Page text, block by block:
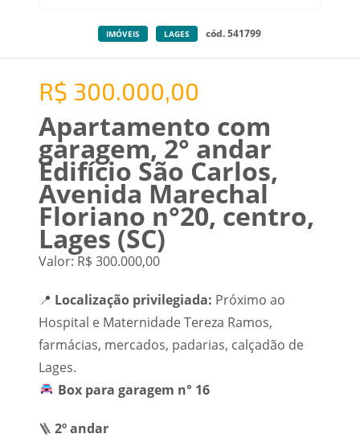
IMÓVEIS LAGES cód. 541799
R$ 300.000,00
Apartamento com
garagem, 2° andar
Edifício São Carlos,
Avenida Marechal
Floriano n°20, centro,
Lages (SC)
Valor: R$ 300.000,00
📍 Localização privilegiada: Próximo ao
Hospital e Maternidade Tereza Ramos,
farmácias, mercados, padarias, calçadão de
Lages.
Box para garagem n° 16
🪜 2º andar